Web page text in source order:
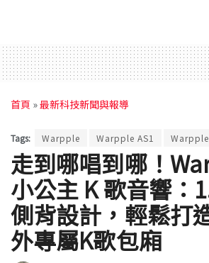
首頁 »最新科技新聞與報導
Tags: Warpple Warpple AS1 Warpple
走到哪唱到哪！
小公主 K 歌音響：
側背設計，輕鬆打
外專屬K歌包廂